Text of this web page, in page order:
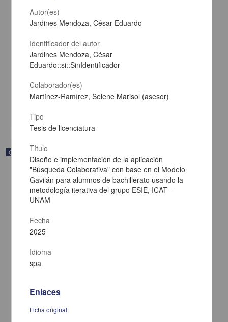
Carta de José María Maytorena a Francisco I. Madero en la que
informa se irá a la costa por prescripción médica
[sin fecha]
Multidisciplina
Correspondencia postal
felicitándolo por el triunfo de la causa
Autor(es)
Jardines Mendoza, César Eduardo
Identificador del autor
Jardines Mendoza, César
Eduardo::si::SinIdentificador
Colaborador(es)
Martínez-Ramírez, Selene Marisol (asesor)
Tipo
Tesis de licenciatura
Título
Diseño e implementación de la aplicación
"Búsqueda Colaborativa" con base en el Modelo
Gavilán para alumnos de bachillerato usando la
metodología iterativa del grupo ESIE, ICAT -
UNAM
Fecha
2025
Idioma
spa
Enlaces
Ficha original